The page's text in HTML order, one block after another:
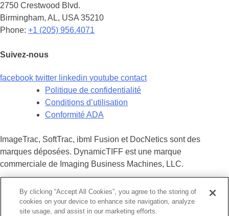
2750 Crestwood Blvd.
Birmingham, AL, USA 35210
Phone: +1 (205) 956.4071
Suivez-nous
facebook twitter linkedin youtube contact
Politique de confidentialité
Conditions d’utilisation
Conformité ADA
ImageTrac, SoftTrac, ibml Fusion et DocNetics sont des
marques déposées. DynamicTIFF est une marque
commerciale de Imaging Business Machines, LLC.
Tout le contenu © 2024 Imaging Business Machines, LLC.
By clicking “Accept All Cookies”, you agree to the storing of
cookies on your device to enhance site navigation, analyze
site usage, and assist in our marketing efforts.